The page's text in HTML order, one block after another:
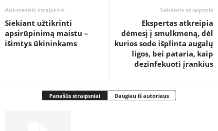
Ankstesnis straipsnis
Siekiant užtikrinti
apsirūpinimą maistu –
išimtys ūkininkams
Sekantis straipsnis
Ekspertas atkreipia
dėmesį į smulkmeną, dėl
kurios sode išplinta augalų
ligos, bei pataria, kaip
dezinfekuoti įrankius
Panašūs straipsniai Daugiau iš autoriaus